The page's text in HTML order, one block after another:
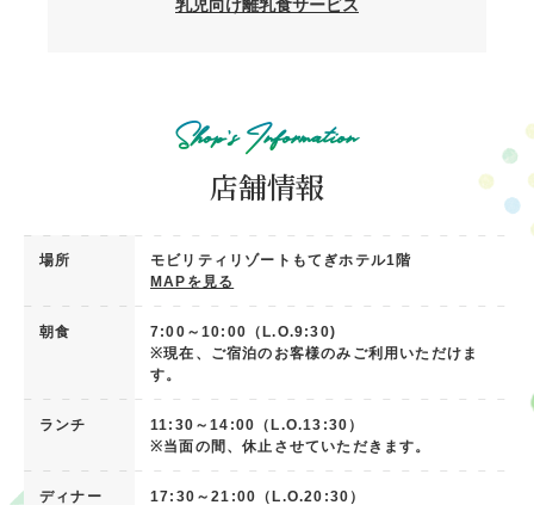
乳児向け離乳食サービス
離乳食をご用意しております。
※離乳食のメニューは変更になる場合がございます。
Shop’s Information
店舗情報
場所
モビリティリゾートもてぎホテル1階
MAPを見る
朝食
7:00～10:00（L.O.9:30)
※現在、ご宿泊のお客様のみご利用いただけま
す。
ランチ
11:30～14:00（L.O.13:30）
※当面の間、休止させていただきます。
ディナー
17:30～21:00（L.O.20:30）